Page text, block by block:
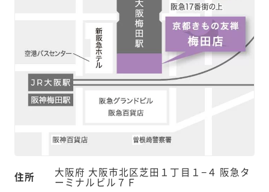
住所 大阪府 大阪市北区芝田１丁目１−４ 阪急タ
ーミナルビル７Ｆ